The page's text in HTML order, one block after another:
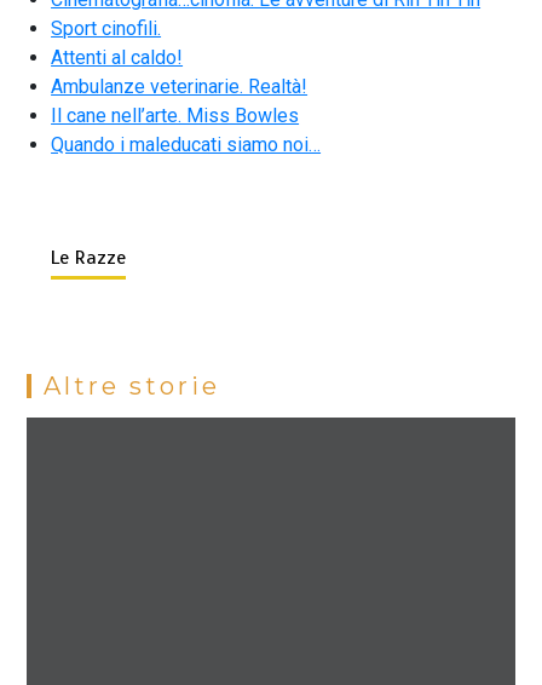
Sport cinofili.
Attenti al caldo!
Ambulanze veterinarie. Realtà!
Il cane nell’arte. Miss Bowles
Quando i maleducati siamo noi…
Le Razze
Altre storie